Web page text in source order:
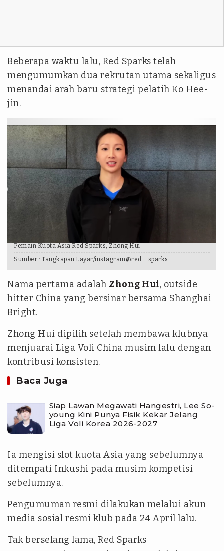
Beberapa waktu lalu, Red Sparks telah
mengumumkan dua rekrutan utama sekaligus
menandai arah baru strategi pelatih Ko Hee-
jin.
Pemain Kuota Asia Red Sparks, Zhong Hui
Sumber : Tangkapan Layar/instagram@red__sparks
Nama pertama adalah Zhong Hui, outside
hitter China yang bersinar bersama Shanghai
Bright.
Zhong Hui dipilih setelah membawa klubnya
menjuarai Liga Voli China musim lalu dengan
kontribusi konsisten.
Baca Juga
Siap Lawan Megawati Hangestri, Lee So-
young Kini Punya Fisik Kekar Jelang
Liga Voli Korea 2026-2027
Ia mengisi slot kuota Asia yang sebelumnya
ditempati Inkushi pada musim kompetisi
sebelumnya.
Pengumuman resmi dilakukan melalui akun
media sosial resmi klub pada 24 April lalu.
Tak berselang lama, Red Sparks